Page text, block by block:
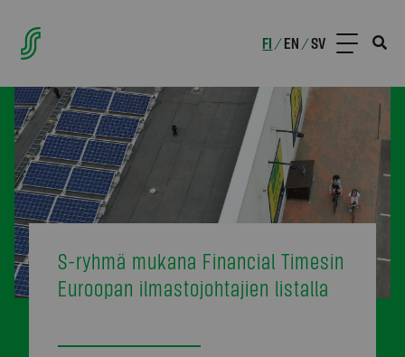
FI /EN /SV
S-ryhmä mukana Financial Timesin
Euroopan ilmastojohtajien listalla